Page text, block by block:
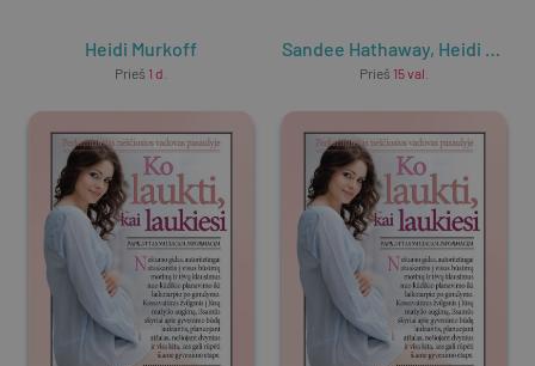
Heidi Murkoff
Prieš 1 d.
Sandee Hathaway, Heidi Murkoff
Prieš 15 val.